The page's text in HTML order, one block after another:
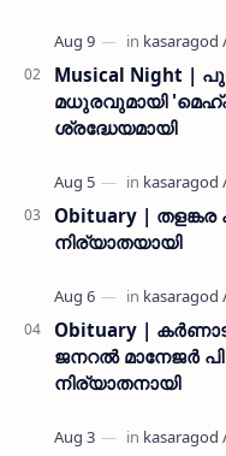
നൽകി കാസ…
Musical Night |
മധുരവുമായി
ശ്രദ്ധേയമായി
Obituary |
നിര്യാതയായി
Obituary |
ജനറൽ മാനേജർ
നിര്യാതനായി